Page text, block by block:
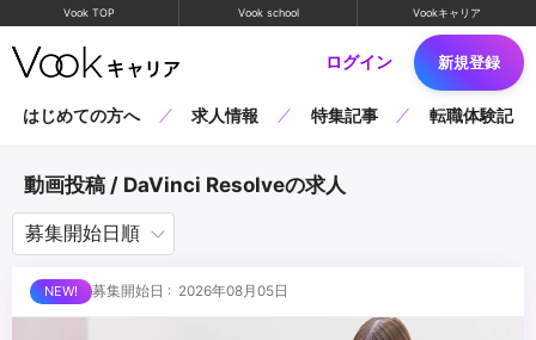
Vook TOP Vook school Vookキャリア
ログイン 新規登録
はじめての方へ 求人情報 特集記事 転職体験記
動画投稿 / DaVinci Resolveの求人
募集開始日 : 2026年08月05日